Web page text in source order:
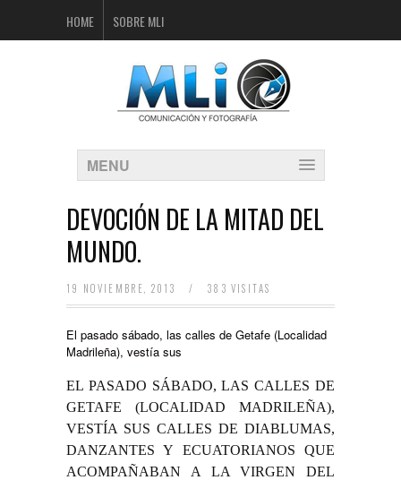
HOME SOBRE MLI
MENU
DEVOCIÓN DE LA MITAD DEL
MUNDO.
19 NOVIEMBRE, 2013 / 383 VISITAS
El pasado sábado, las calles de Getafe (Localidad
Madrileña), vestía sus
EL PASADO SÁBADO, LAS CALLES DE
GETAFE (LOCALIDAD MADRILEÑA),
VESTÍA SUS CALLES DE DIABLUMAS,
DANZANTES Y ECUATORIANOS QUE
ACOMPAÑABAN A LA VIRGEN DEL